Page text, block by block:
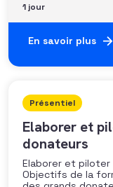
1 jour
En savoir plus
Présentiel
Elaborer et
donateurs
Elaborer et
Objectifs de la